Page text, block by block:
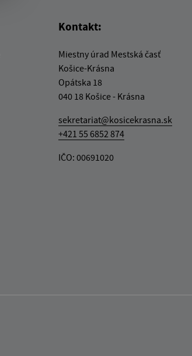
Kontakt:
Miestny úrad Mestská časť
Košice-Krásna
Opátska 18
040 18 Košice - Krásna
sekretariat@kosicekrasna.sk
+421 55 6852 874
IČO: 00691020